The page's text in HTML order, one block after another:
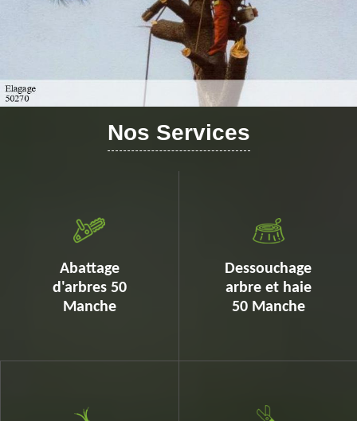
Nos Services
Abattage
d'arbres 50
Manche
Dessouchage
arbre et haie
50 Manche